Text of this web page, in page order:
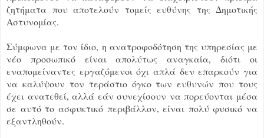
ζητήματα που αποτελούν τομείς ευθύνης της Δημοτικής
Αστυνομίας.
Σύμφωνα με τον ίδιο, η ανατροφοδότηση της υπηρεσίας με
νέο προσωπικό είναι απολύτως αναγκαία, διότι οι
εναπομείναντες εργαζόμενοι όχι απλά δεν επαρκούν για
να καλύψουν τον τεράστιο όγκο των ευθυνών που τους
έχει ανατεθεί, αλλά εάν συνεχίσουν να πορεύονται μέσα
σε αυτό το ασφυκτικό περιβάλλον, είναι πολύ φυσικό να
εξαντληθούν.